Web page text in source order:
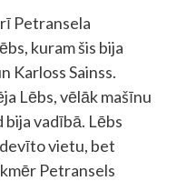
Petransela
kuram šis bija
Karloss Sainss.
Lēbs, vēlāk mašīnu
bija vadībā. Lēbs
vietu, bet
Petransels